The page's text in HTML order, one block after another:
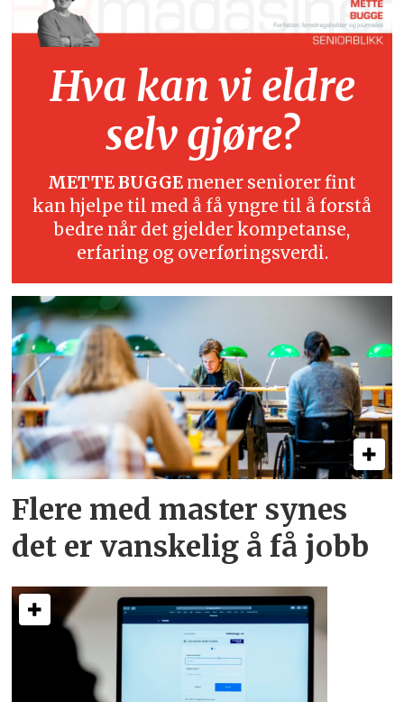
Hva kan vi eldre
selv gjøre?
METTE BUGGE mener seniorer fint
kan hjelpe til med å få yngre til å forstå
bedre når det gjelder kompetanse,
erfaring og overføringsverdi.
Flere med master synes
det er vanskelig å få jobb